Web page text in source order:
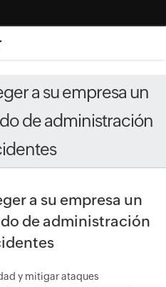
a su empresa un
de administración
a su empresa un
de administración
y mitigar ataques